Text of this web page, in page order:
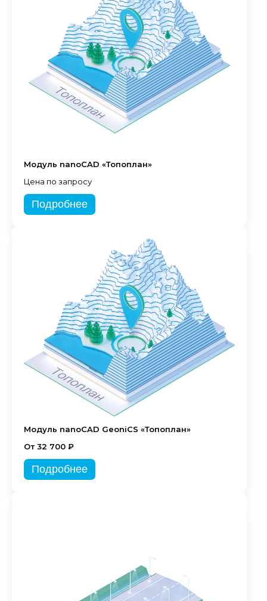
Модуль nanoCAD «Топоплан»
Цена по запросу
Подробнее
Модуль nanoCAD GeoniCS «Топоплан»
От 32 700 ₽
Подробнее